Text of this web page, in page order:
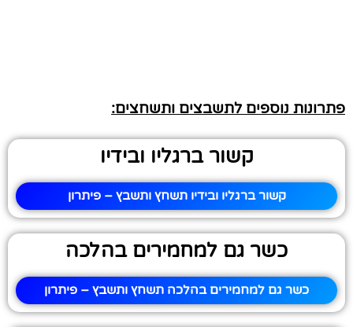
פתרונות נוספים לתשבצים ותשחצים:
קשור ברגליו ובידיו
קשור ברגליו ובידיו תשחץ ותשבץ – פיתרון
כשר גם למחמירים בהלכה
כשר גם למחמירים בהלכה תשחץ ותשבץ – פיתרון